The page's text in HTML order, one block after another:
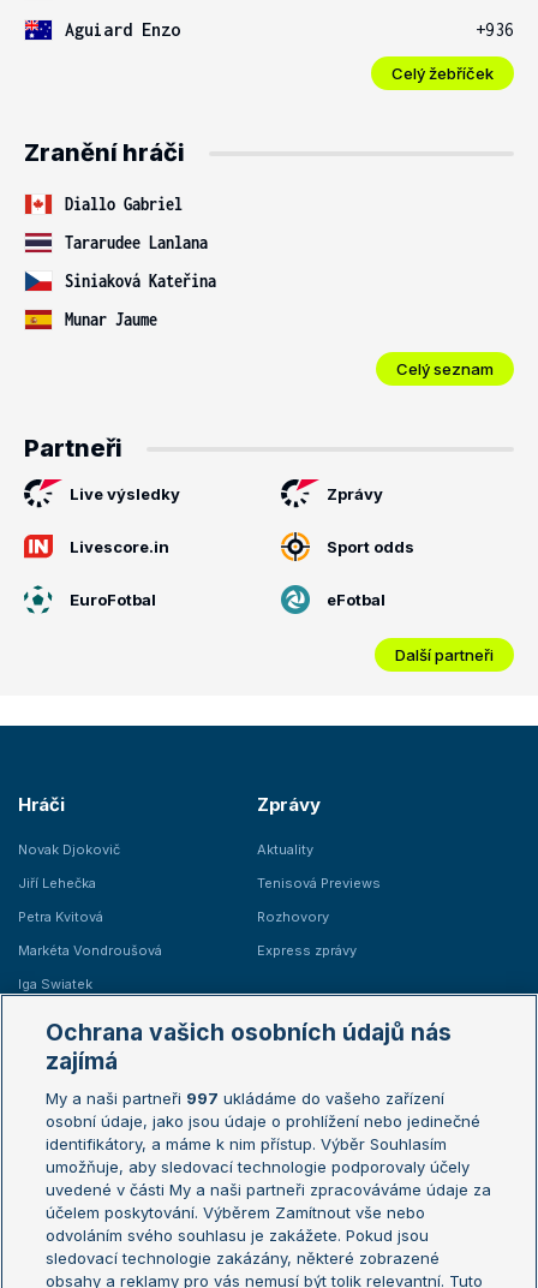
Aguiard Enzo
+936
Celý žebříček
Zranění hráči
Diallo Gabriel
Tararudee Lanlana
Siniaková Kateřina
Munar Jaume
Celý seznam
Partneři
Live výsledky Zprávy
Livescore.in Sport odds
EuroFotbal eFotbal
Další partneři
Hráči
Novak Djokovič
Jiří Lehečka
Petra Kvitová
Markéta Vondroušová
Iga Swiatek
Zprávy
Aktuality
Tenisová Previews
Rozhovory
Express zprávy
Žebříčky
Žebříček ATP (muži)
Žebříček WTA (ženy)
Sázkařský žebříček
Australian Open
French Open
Wimbledon
US Open
Turnaj mistrů
Turnaj mistryň
Ochrana vašich osobních údajů nás
zajímá
My a naši partneři 997 ukládáme do vašeho zařízení
osobní údaje, jako jsou údaje o prohlížení nebo jedinečné
identifikátory, a máme k nim přístup. Výběr Souhlasím
umožňuje, aby sledovací technologie podporovaly účely
uvedené v části My a naši partneři zpracováváme údaje za
účelem poskytování. Výběrem Zamítnout vše nebo
odvoláním svého souhlasu je zakážete. Pokud jsou
sledovací technologie zakázány, některé zobrazené
obsahy a reklamy pro vás nemusí být tolik relevantní. Tuto